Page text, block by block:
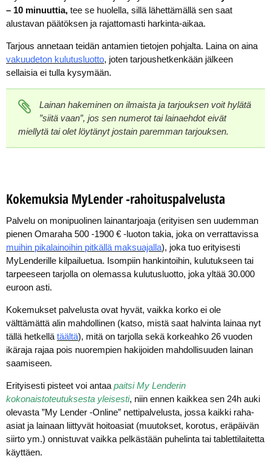
– 10 minuuttia, tee se huolella, sillä lähettämällä sen saat
alustavan päätöksen ja rajattomasti harkinta-aikaa.
Tarjous annetaan teidän antamien tietojen pohjalta. Laina on aina
vakuudeton kulutusluotto, joten tarjoushetkenkään jälkeen
sellaisia ei tulla kysymään.
Lainan hakeminen on ilmaista ja tarjouksen voit hylätä
”siitä vaan”, jos sen numerot tai lainaehdot eivät
miellytä tai olet löytänyt jostain paremman tarjouksen.
Kokemuksia MyLender -rahoituspalvelusta
Palvelu on monipuolinen lainantarjoaja (erityisen sen uudemman
pienen Omaraha 500 -1900 € -luoton takia, joka on verrattavissa
muihin pikalainoihin pitkällä maksuajalla), joka tuo erityisesti
MyLenderille kilpailuetua. Isompiin hankintoihin, kulutukseen tai
tarpeeseen tarjolla on olemassa kulutusluotto, joka yltää 30.000
euroon asti.
Kokemukset palvelusta ovat hyvät, vaikka korko ei ole
välttämättä alin mahdollinen (katso, mistä saat halvinta lainaa nyt
tällä hetkellä täältä), mitä on tarjolla sekä korkeahko 26 vuoden
ikäraja rajaa pois nuorempien hakijoiden mahdollisuuden lainan
saamiseen.
Erityisesti pisteet voi antaa paitsi My Lenderin
kokonaistoteutuksesta yleisesti, niin ennen kaikkea sen 24h auki
olevasta ”My Lender -Online” nettipalvelusta, jossa kaikki raha-
asiat ja lainaan liittyvät hoitoasiat (muutokset, korotus, eräpäivän
siirto ym.) onnistuvat vaikka pelkästään puhelinta tai tablettilaitetta
käyttäen.